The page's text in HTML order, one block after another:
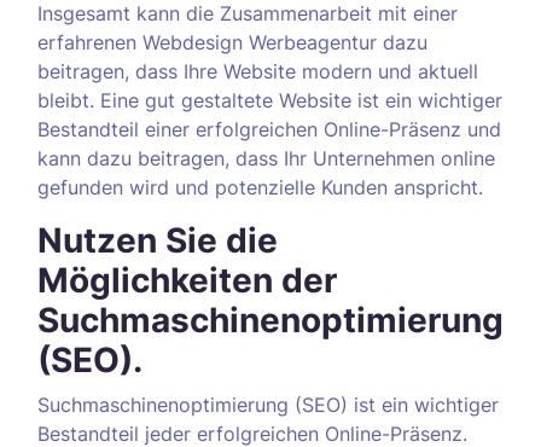
Insgesamt kann die Zusammenarbeit mit einer
erfahrenen Webdesign Werbeagentur dazu
beitragen, dass Ihre Website modern und aktuell
bleibt. Eine gut gestaltete Website ist ein wichtiger
Bestandteil einer erfolgreichen Online-Präsenz und
kann dazu beitragen, dass Ihr Unternehmen online
gefunden wird und potenzielle Kunden anspricht.
Nutzen Sie die
Möglichkeiten der
Suchmaschinenoptimierung
(SEO).
Suchmaschinenoptimierung (SEO) ist ein wichtiger
Bestandteil jeder erfolgreichen Online-Präsenz.